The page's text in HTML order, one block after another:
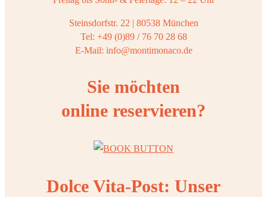
Steinsdorfstr. 22 | 80538 München
Tel: +49 (0)89 / 76 70 28 68
E-Mail: info@montimonaco.de
Sie möchten
online reservieren?
Dolce Vita-Post: Unser